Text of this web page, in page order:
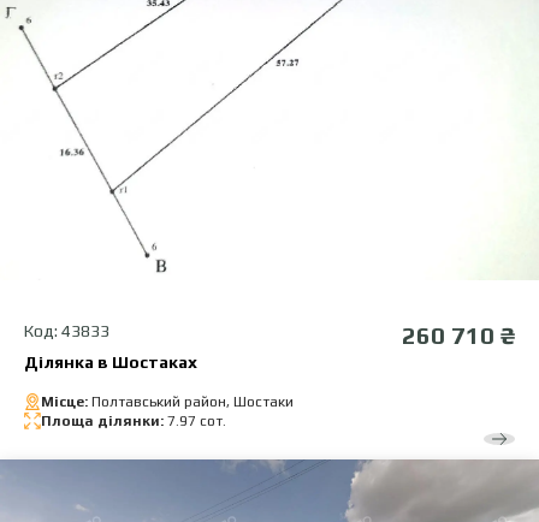
Код: 43833 260 710 ₴
Ділянка в Шостаках
Місце: Полтавський район, Шостаки
Площа ділянки: 7.97 сот.